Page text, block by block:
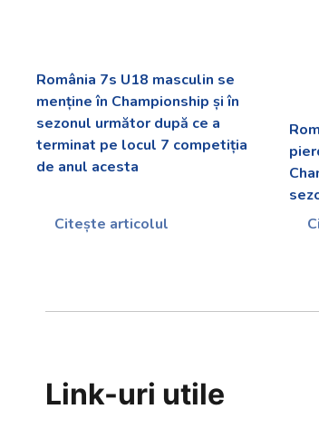
România 7s U18 masculin se
menține în Championship și în
sezonul următor după ce a
terminat pe locul 7 competiția
de anul acesta
Citește articolul
Link-uri utile